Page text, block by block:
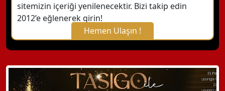
sitemizin içeriği yenilenecektir. Bizi takip edin
2012’e eğlenerek girin!
Hemen Ulaşın !
X Kapat
WhatsApp ile Bilgi Alın